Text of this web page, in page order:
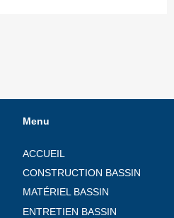
Menu
ACCUEIL
CONSTRUCTION BASSIN
MATÉRIEL BASSIN
ENTRETIEN BASSIN